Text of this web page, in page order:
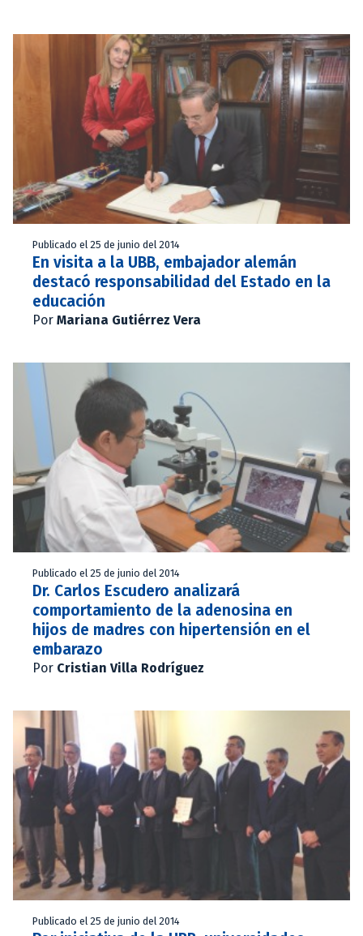
Publicado el 25 de junio del 2014
En visita a la UBB, embajador alemán
destacó responsabilidad del Estado en la
educación
Por Mariana Gutiérrez Vera
Publicado el 25 de junio del 2014
Dr. Carlos Escudero analizará
comportamiento de la adenosina en
hijos de madres con hipertensión en el
embarazo
Por Cristian Villa Rodríguez
Publicado el 25 de junio del 2014